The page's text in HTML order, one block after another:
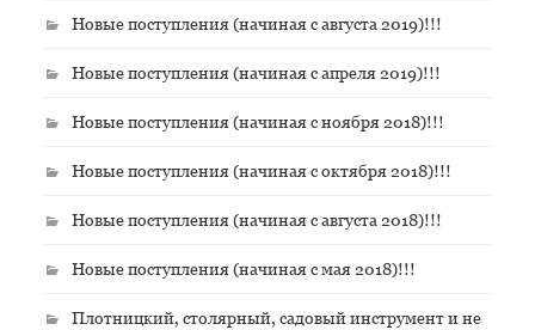
Новые поступления (начиная с августа 2019)!!!
Новые поступления (начиная с апреля 2019)!!!
Новые поступления (начиная с ноября 2018)!!!
Новые поступления (начиная с октября 2018)!!!
Новые поступления (начиная с августа 2018)!!!
Новые поступления (начиная с мая 2018)!!!
Плотницкий, столярный, садовый инструмент и не